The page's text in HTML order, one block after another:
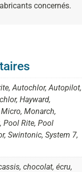
concernés.
Autochlor, Autopilot,
Hayward,
Monarch,
Pool Rite, Pool
Swintonic, System 7,
chocolat, écru,